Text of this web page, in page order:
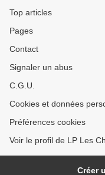
Top articles
Pages
Contact
Signaler un abus
C.G.U.
Cookies et données
Préférences cookies
Voir le profil de LP Les
Créer